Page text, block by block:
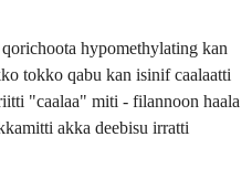
hypomethylating kan
tokko qabu kan isinif caalaatti
"caalaa" miti - filannoon haala
akka deebisu irratti